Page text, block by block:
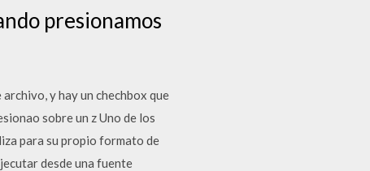
presionamos
y hay un chechbox que
sobre un z Uno de los
para su propio formato de
desde una fuente